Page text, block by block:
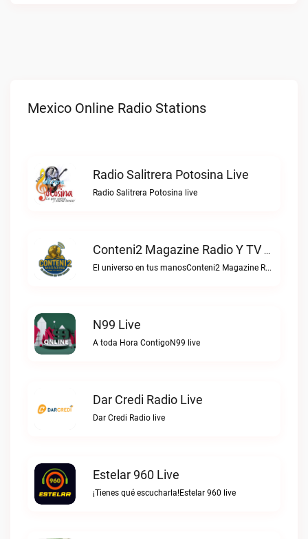
Mexico Online Radio Stations
Radio Salitrera Potosina Live
Radio Salitrera Potosina live
Conteni2 Magazine Radio Y TV Digital Live
El universo en tus manosConteni2 Magazine Radio y TV Digital live
N99 Live
A toda Hora ContigoN99 live
Dar Credi Radio Live
Dar Credi Radio live
Estelar 960 Live
¡Tienes qué escucharla!Estelar 960 live